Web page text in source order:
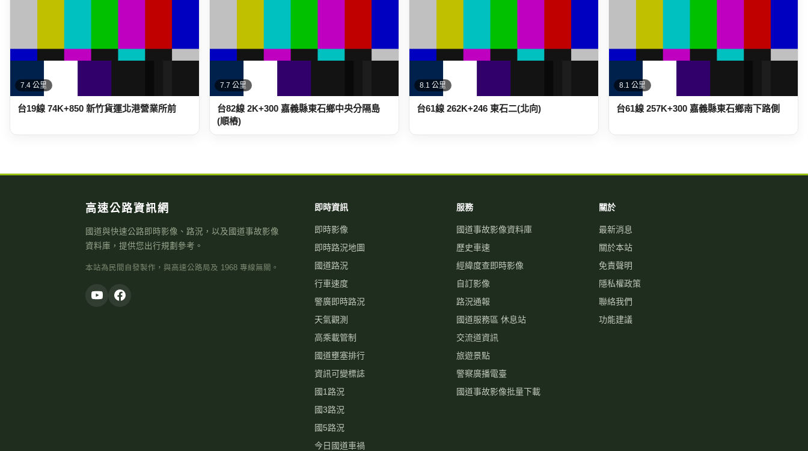
7.4 公里
台19線 74K+850 新竹貨運北港營業所前
7.7 公里
台82線 2K+300 嘉義縣東石鄉中央分隔島
(順樁)
8.1 公里
台61線 262K+246 東石二(北向)
8.1 公里
台61線 257K+300 嘉義縣東石鄉南下路側
高速公路資訊網
國道與快速公路即時影像、路況，以及國道事故影像
資料庫，提供您出行規劃參考。
本站為民間自發製作，與高速公路局及 1968 專線無關。
即時資訊
即時影像
即時路況地圖
國道路況
行車速度
警廣即時路況
天氣觀測
高乘載管制
國道壅塞排行
資訊可變標誌
國1路況
國3路況
國5路況
今日國道車禍
服務
國道事故影像資料庫
歷史車速
經緯度查即時影像
自訂影像
路況通報
國道服務區 休息站
交流道資訊
旅遊景點
警察廣播電臺
國道事故影像批量下載
關於
最新消息
關於本站
免責聲明
隱私權政策
聯絡我們
功能建議